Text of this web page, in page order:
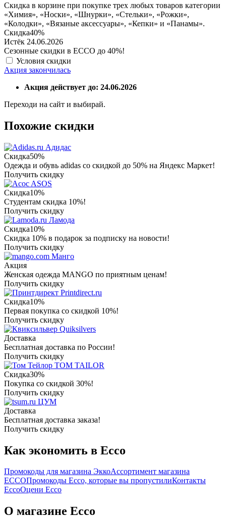
Скидка в корзине при покупке трех любых товаров категории
«Химия», «Носки», «Шнурки», «Стельки», «Рожки»,
«Колодки», «Вязаные аксессуары», «Кепки» и «Панамы».
Скидка40%
Истёк 24.06.2026
Сезонные скидки в ECCO до 40%!
Условия скидки
Акция закончилась
Акция действует до: 24.06.2026
Переходи на сайт и выбирай.
Похожие скидки
Адидас
Скидка50%
Одежда и обувь adidas со скидкой до 50% на Яндекс Маркет!
Получить скидку
ASOS
Скидка10%
Студентам скидка 10%!
Получить скидку
Ламода
Скидка10%
Скидка 10% в подарок за подписку на новости!
Получить скидку
Манго
Акция
Женская одежда MANGO по приятным ценам!
Получить скидку
Printdirect.ru
Скидка10%
Первая покупка со скидкой 10%!
Получить скидку
Quiksilvers
Доставка
Бесплатная доставка по России!
Получить скидку
TOM TAILOR
Скидка30%
Покупка со скидкой 30%!
Получить скидку
ЦУМ
Доставка
Бесплатная доставка заказа!
Получить скидку
Как экономить в Ecco
Промокоды для магазина ЭккоАссортимент магазина
ECCOПромокоды Ecco, которые вы пропустилиКонтакты
EccoОцени Ecco
О магазине Ecco